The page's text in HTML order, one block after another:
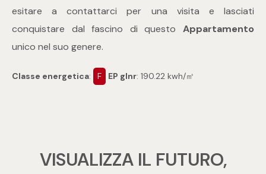
esitare a contattarci per una visita e lasciati
conquistare dal fascino di questo Appartamento
unico nel suo genere.
Classe energetica: F EP glnr: 190.22 kwh/㎡
VISUALIZZA IL FUTURO,
1
2